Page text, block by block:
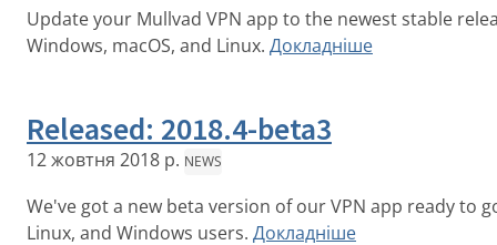
Update your Mullvad VPN app to the newest stable
Windows, macOS, and Linux. Докладніше
Released: 2018.4-beta3
12 жовтня 2018 р. NEWS
We've got a new beta version of our VPN app ready to
Linux, and Windows users. Докладніше